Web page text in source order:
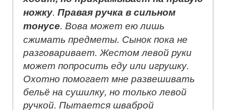
ножку. Правая ручка в сильном
тонусе. Вова может ею лишь
сжимать предметы. Сынок пока не
разговаривает. Жестом левой руки
может попросить еду или игрушку.
Охотно помогает мне развешивать
бельё на сушилку, но только левой
ручкой. Пытается шваброй